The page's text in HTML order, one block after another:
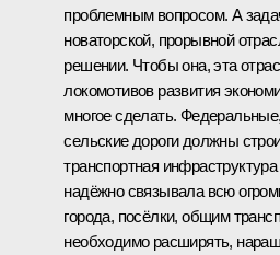
проблемным вопросом. А
новаторской, прорывной
решении. Чтобы она, эта
локомотивов развития
многое сделать.
сельские дороги должны
транспортная
надёжно связывала всю
города, посёлки, общим
необходимо расширять,